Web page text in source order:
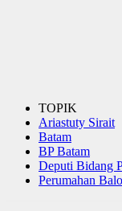
TOPIK
Ariastuty Sirait
Batam
BP Batam
Deputi Bidang
Perumahan